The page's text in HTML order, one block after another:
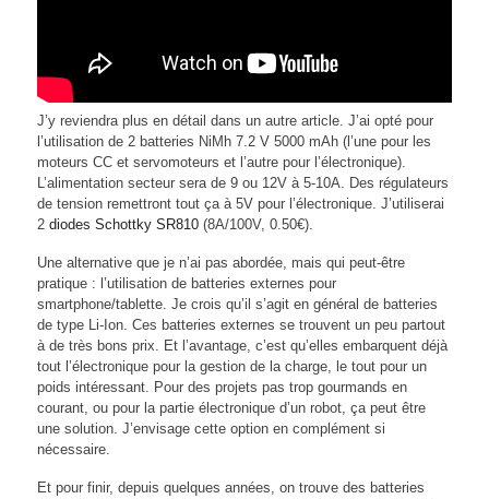
J’y reviendra plus en détail dans un autre article. J’ai opté pour
l’utilisation de 2 batteries NiMh 7.2 V 5000 mAh (l’une pour les
moteurs CC et servomoteurs et l’autre pour l’électronique).
L’alimentation secteur sera de 9 ou 12V à 5-10A. Des régulateurs
de tension remettront tout ça à 5V pour l’électronique. J’utiliserai
2 diodes Schottky SR810 (8A/100V, 0.50€).
Une alternative que je n’ai pas abordée, mais qui peut-être
pratique : l’utilisation de batteries externes pour
smartphone/tablette. Je crois qu’il s’agit en général de batteries
de type Li-Ion. Ces batteries externes se trouvent un peu partout
à de très bons prix. Et l’avantage, c’est qu’elles embarquent déjà
tout l’électronique pour la gestion de la charge, le tout pour un
poids intéressant. Pour des projets pas trop gourmands en
courant, ou pour la partie électronique d’un robot, ça peut être
une solution. J’envisage cette option en complément si
nécessaire.
Et pour finir, depuis quelques années, on trouve des batteries